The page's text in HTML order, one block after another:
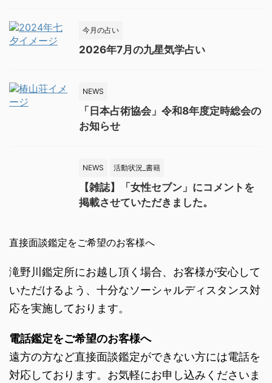
今月の占い
2026年7月の九星気学占い
NEWS
「日本占術協会」令和8年度定時総会の
お知らせ
NEWS 活動状況_書籍
【雑誌】「女性セブン」にコメントを
掲載させていただきました。
直接面談鑑定をご希望のお客様へ
滝野川鑑定所にお越し頂く場合、お客様が安心して
いただけるよう、十分なソーシャルディスタンス対
応を実施しております。
電話鑑定をご希望のお客様へ
遠方の方など直接面談鑑定ができない方には電話を
対応しております。お気軽にお申し込みくださいま